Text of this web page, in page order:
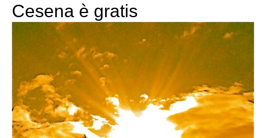
Cesena è gratis